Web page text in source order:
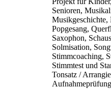
Senioren,
Musikgeschichte,
Popgesang,
Saxophon,
Solmisation,
Stimmcoaching,
Stimmtest und
Tonsatz /